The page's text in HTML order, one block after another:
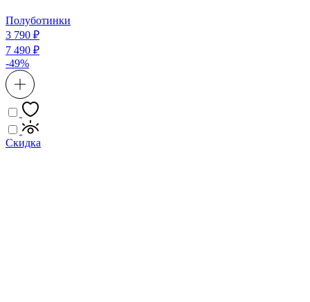
Полуботинки
3 790 ₽
7 490 ₽
-49%
Скидка